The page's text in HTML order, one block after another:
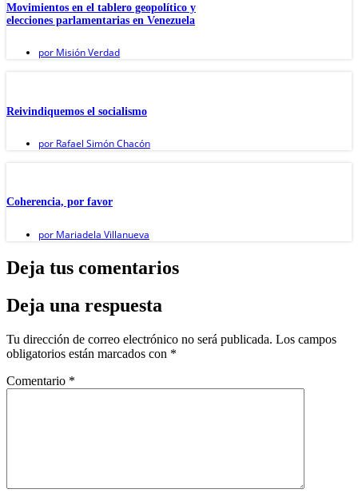
Movimientos en el tablero geopolítico y
elecciones parlamentarias en Venezuela
por Misión Verdad
Reivindiquemos el socialismo
por Rafael Simón Chacón
Coherencia, por favor
por Mariadela Villanueva
Deja tus comentarios
Deja una respuesta
Tu dirección de correo electrónico no será publicada. Los campos
obligatorios están marcados con *
Comentario *